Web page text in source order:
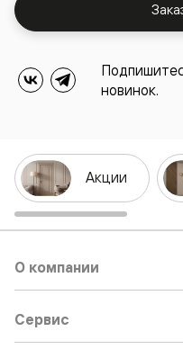
новинок.
Акции
О компании
Сервис